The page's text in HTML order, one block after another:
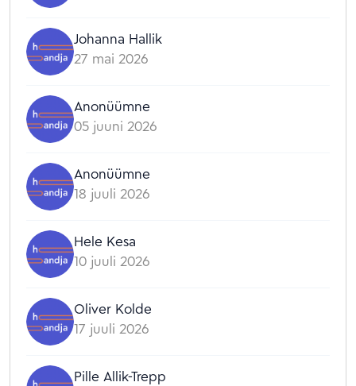
Johanna Hallik
27 mai 2026
Anonüümne
05 juuni 2026
Anonüümne
18 juuli 2026
Hele Kesa
10 juuli 2026
Oliver Kolde
17 juuli 2026
Pille Allik-Trepp